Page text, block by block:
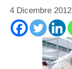
4 Dicembre 2012